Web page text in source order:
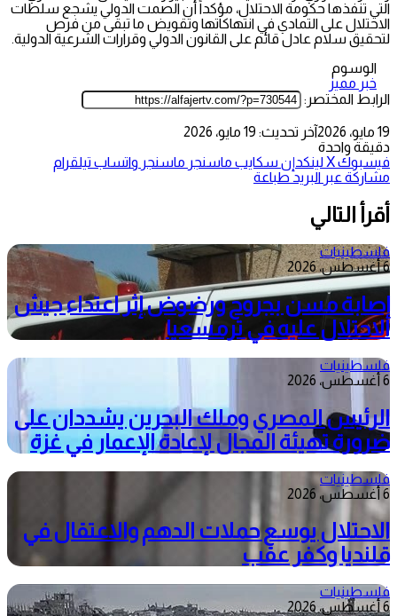
التي تنفذها حكومة الاحتلال، مؤكداً أن الصمت الدولي يشجع سلطات
الاحتلال على التمادي في انتهاكاتها وتقويض ما تبقى من فرص
لتحقيق سلام عادل قائم على القانون الدولي وقرارات الشرعية الدولية.
الوسوم
خبر مميز
الرابط المختصر:
19 مايو، 2026
آخر تحديث: 19 مايو، 2026
دقيقة واحدة
فيسبوك‫Xلينكدإن سكايب ماسنجر ماسنجر واتساب تيلقرام
مشاركة عبر البريد طباعة
أقرأ التالي
فلسطينيات
6 أغسطس، 2026
إصابة مسن بجروح ورضوض إثر اعتداء جيش
الاحتلال عليه في ترمسعيا
فلسطينيات
6 أغسطس، 2026
الرئيس المصري وملك البحرين يشددان على
ضرورة تهيئة المجال لإعادة الإعمار في غزة
فلسطينيات
6 أغسطس، 2026
الاحتلال يوسع حملات الدهم والاعتقال في
قلنديا وكفر عقب
فلسطينيات
6 أغسطس، 2026